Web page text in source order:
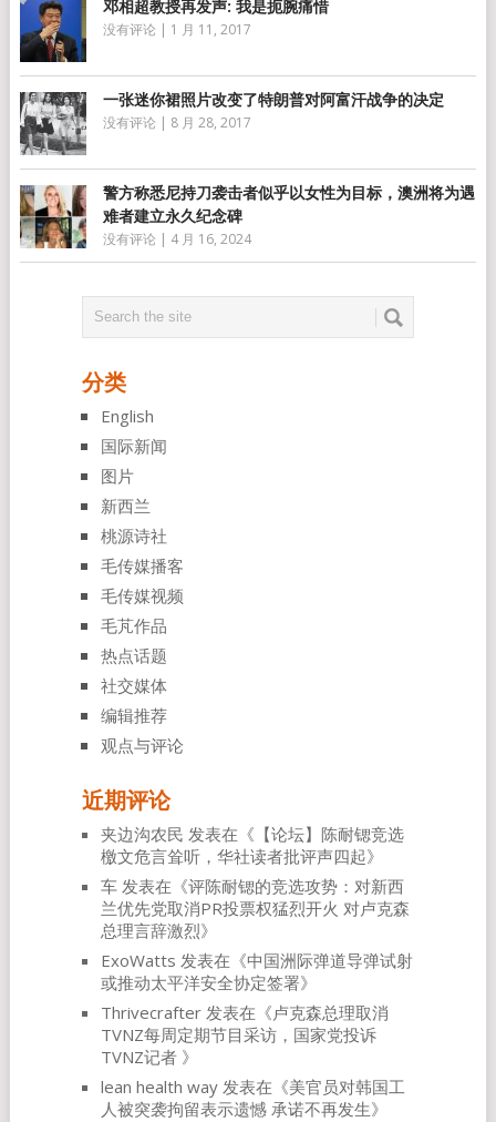
邓相超教授再发声: 我是扼腕痛惜
没有评论 | 1 月 11, 2017
一张迷你裙照片改变了特朗普对阿富汗战争的决定
没有评论 | 8 月 28, 2017
警方称悉尼持刀袭击者似乎以女性为目标，澳洲将为遇
难者建立永久纪念碑
没有评论 | 4 月 16, 2024
分类
English
国际新闻
图片
新西兰
桃源诗社
毛传媒播客
毛传媒视频
毛芃作品
热点话题
社交媒体
编辑推荐
观点与评论
近期评论
夹边沟农民 发表在《 【论坛】陈耐锶竞选
檄文危言耸听，华社读者批评声四起》
车发表在《评陈耐锶的竞选攻势：对新西
兰优先党取消PR投票权猛烈开火 对卢克森
总理言辞激烈》
ExoWatts 发表在《中国洲际弹道导弹试射
或推动太平洋安全协定签署》
Thrivecrafter发表在《卢克森总理取消
TVNZ每周定期节目采访，国家党投诉
TVNZ记者 》
lean health way发表在《美官员对韩国工
人被突袭拘留表示遗憾 承诺不再发生》